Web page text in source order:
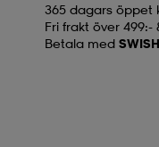
365 dagars öppet
Fri frakt över 499:-
Betala med SWISH